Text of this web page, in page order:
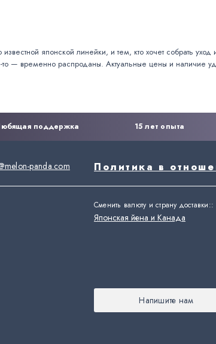
японской линейки, и тем, кто хочет собрать
— временно распроданы. Актуальные цены и наличие
поддержка 15 лет опыта
panda.com Политика в
Сменить валюту и страну доставки::
Японская йена и Канада
Напишите нам